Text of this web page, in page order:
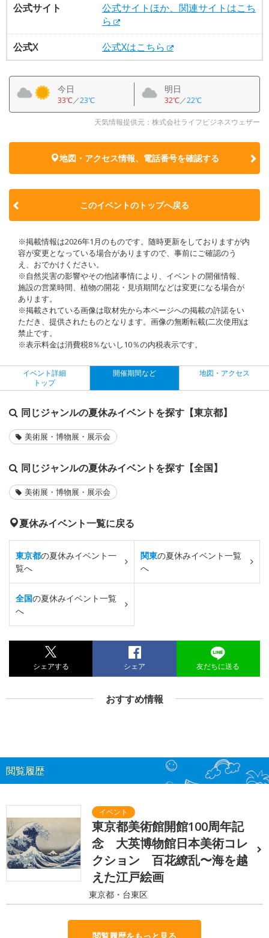
公式サイト
公式サイトほか、関連サイトはこち
ら
公式X
公式Xはこちら
今日
33℃／23℃
明日
32℃／22℃
天気情報提供元：株式会社ライフビジネスウェザー
地図・アクセス情報、電話番号を確認する
このイベントのトップへ戻る
※掲載情報は2026年1月のものです。随時更新をしておりますが内
容が変更となっている場合がありますので、事前にご確認のう
え、おでかけください。
※自然災害の影響やその他諸事情により、イベントの開催情報、
施設の営業時間、植物の開花・見頃期間などは変更になる場合が
あります。
※掲載されている画像は取材先から本ページへの掲載の許諾をい
ただき、提供されたものとなります。画像の無断転載(二次使用)は
禁止です。
※表示料金は消費税8％ないし10％の内税表示です。
イベント詳細
トップ
開催期間など 地図・アクセス
同じジャンルの夏休みイベントを探す【東京都】
美術展・博物展・展示会
同じジャンルの夏休みイベントを探す【全国】
美術展・博物展・展示会
夏休みイベント一覧に戻る
東京都の夏休みイベント一
覧へ
関東の夏休みイベント一覧
へ
全国の夏休みイベント一覧
へ
シェアする シェア 友だちに送る
おすすめ情報
閲覧履歴
東京都美術館開館100周年記
念 大英博物館日本美術コレ
クション 百花繚乱〜海を越
えた江戸絵画
東京都・台東区
閲覧履歴をもっと見る